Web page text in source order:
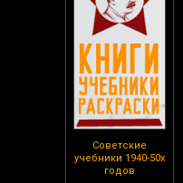
Советские
учебники 1940-50х
годов